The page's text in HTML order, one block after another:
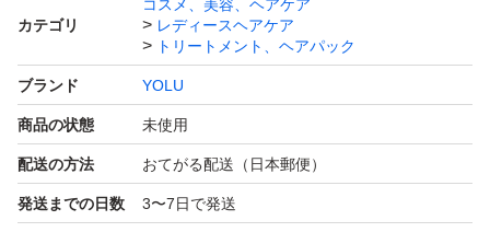
カテゴリ
コスメ、美容、ヘアケア
レディースヘアケア
トリートメント、ヘアパック
ブランド YOLU
商品の状態 未使用
配送の方法 おてがる配送（日本郵便）
発送までの日数 3〜7日で発送